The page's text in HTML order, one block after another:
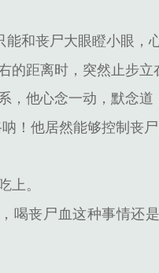
和丧尸大眼瞪小眼，
的距离时，突然止步立
，他心念一动，默念道
！他居然能够控制丧尸
上。
喝丧尸血这种事情还